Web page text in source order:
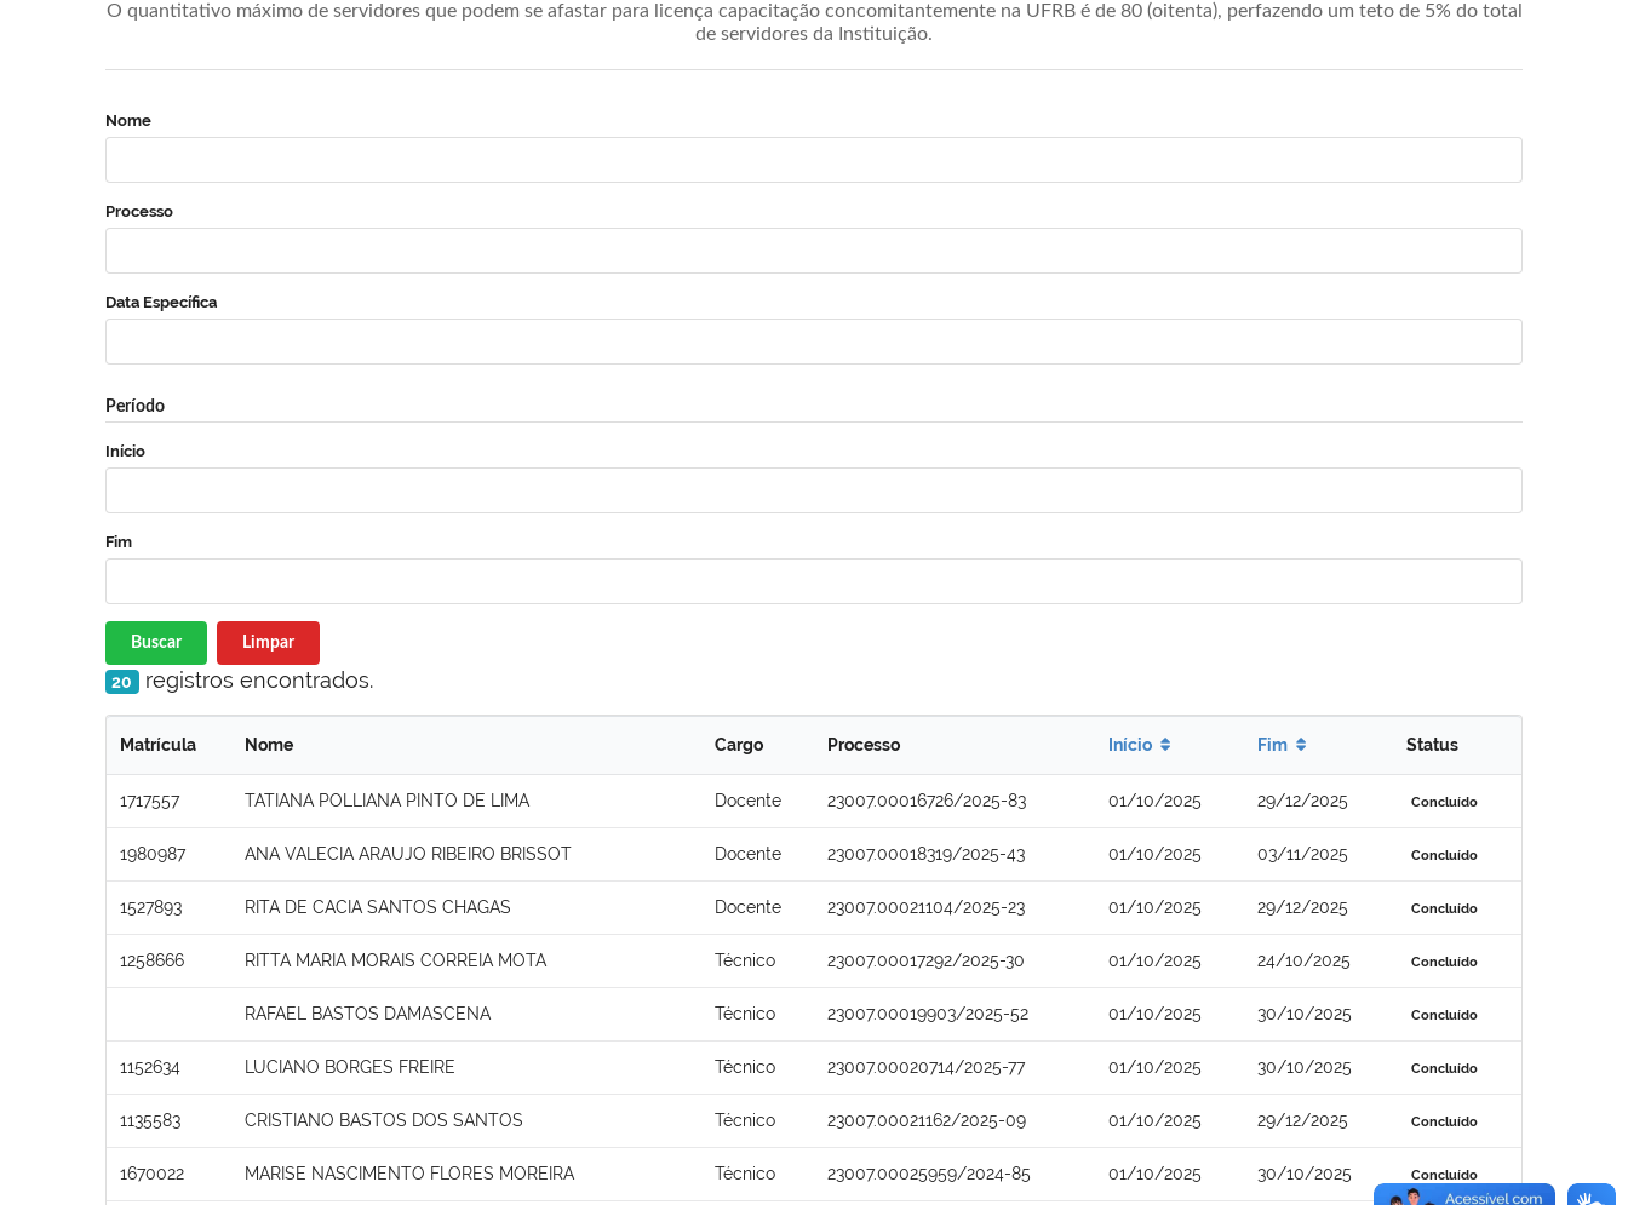
O quantitativo máximo de servidores que podem se afastar para licença capacitação concomitantemente na UFRB é de 80 (oitenta), perfazendo um teto de 5% do total
de servidores da Instituição.
Nome
Processo
Data Específica
Período
Início
Fim
Buscar Limpar
20 registros encontrados.
Matrícula Nome Cargo Processo Início Fim Status
1717557 TATIANA POLLIANA PINTO DE LIMA Docente 23007.00016726/2025-83 01/10/2025 29/12/2025 Concluído
1980987 ANA VALECIA ARAUJO RIBEIRO BRISSOT Docente 23007.00018319/2025-43 01/10/2025 03/11/2025 Concluído
1527893 RITA DE CACIA SANTOS CHAGAS Docente 23007.00021104/2025-23 01/10/2025 29/12/2025 Concluído
1258666 RITTA MARIA MORAIS CORREIA MOTA Técnico 23007.00017292/2025-30 01/10/2025 24/10/2025 Concluído
RAFAEL BASTOS DAMASCENA Técnico 23007.00019903/2025-52 01/10/2025 30/10/2025 Concluído
1152634 LUCIANO BORGES FREIRE Técnico 23007.00020714/2025-77 01/10/2025 30/10/2025 Concluído
1135583 CRISTIANO BASTOS DOS SANTOS Técnico 23007.00021162/2025-09 01/10/2025 29/12/2025 Concluído
1670022 MARISE NASCIMENTO FLORES MOREIRA Técnico 23007.00025959/2024-85 01/10/2025 30/10/2025 Concluído